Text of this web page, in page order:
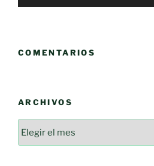
COMENTARIOS
ARCHIVOS